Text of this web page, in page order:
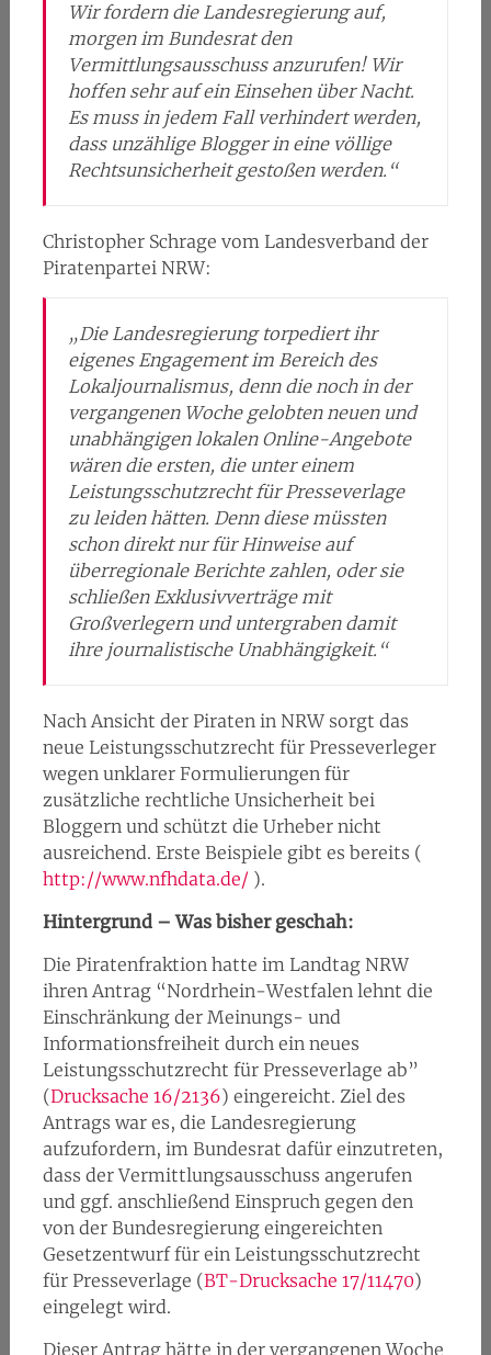
Wir fordern die Landesregierung auf,
morgen im Bundesrat den
Vermittlungsausschuss anzurufen! Wir
hoffen sehr auf ein Einsehen über Nacht.
Es muss in jedem Fall verhindert werden,
dass unzählige Blogger in eine völlige
Rechtsunsicherheit gestoßen werden.“
Christopher Schrage vom Landesverband der
Piratenpartei NRW:
„Die Landesregierung torpediert ihr
eigenes Engagement im Bereich des
Lokaljournalismus, denn die noch in der
vergangenen Woche gelobten neuen und
unabhängigen lokalen Online-Angebote
wären die ersten, die unter einem
Leistungsschutzrecht für Presseverlage
zu leiden hätten. Denn diese müssten
schon direkt nur für Hinweise auf
überregionale Berichte zahlen, oder sie
schließen Exklusivverträge mit
Großverlegern und untergraben damit
ihre journalistische Unabhängigkeit.“
Nach Ansicht der Piraten in NRW sorgt das
neue Leistungsschutzrecht für Presseverleger
wegen unklarer Formulierungen für
zusätzliche rechtliche Unsicherheit bei
Bloggern und schützt die Urheber nicht
ausreichend. Erste Beispiele gibt es bereits (
http://www.nfhdata.de/).
Hintergrund – Was bisher geschah:
Die Piratenfraktion hatte im Landtag NRW
ihren Antrag “Nordrhein-Westfalen lehnt die
Einschränkung der Meinungs- und
Informationsfreiheit durch ein neues
Leistungsschutzrecht für Presseverlage ab”
(Drucksache 16/2136) eingereicht. Ziel des
Antrags war es, die Landesregierung
aufzufordern, im Bundesrat dafür einzutreten,
dass der Vermittlungsausschuss angerufen
und ggf. anschließend Einspruch gegen den
von der Bundesregierung eingereichten
Gesetzentwurf für ein Leistungsschutzrecht
für Presseverlage (BT-Drucksache 17/11470)
eingelegt wird.
Dieser Antrag hätte in der vergangenen Woche